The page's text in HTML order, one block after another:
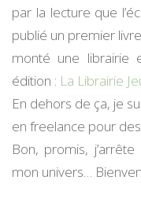
par la lecture que
publié un premier
monté une librairie
édition : La Librairie
En dehors de ça, je
en freelance pour
Bon, promis,
mon univers…